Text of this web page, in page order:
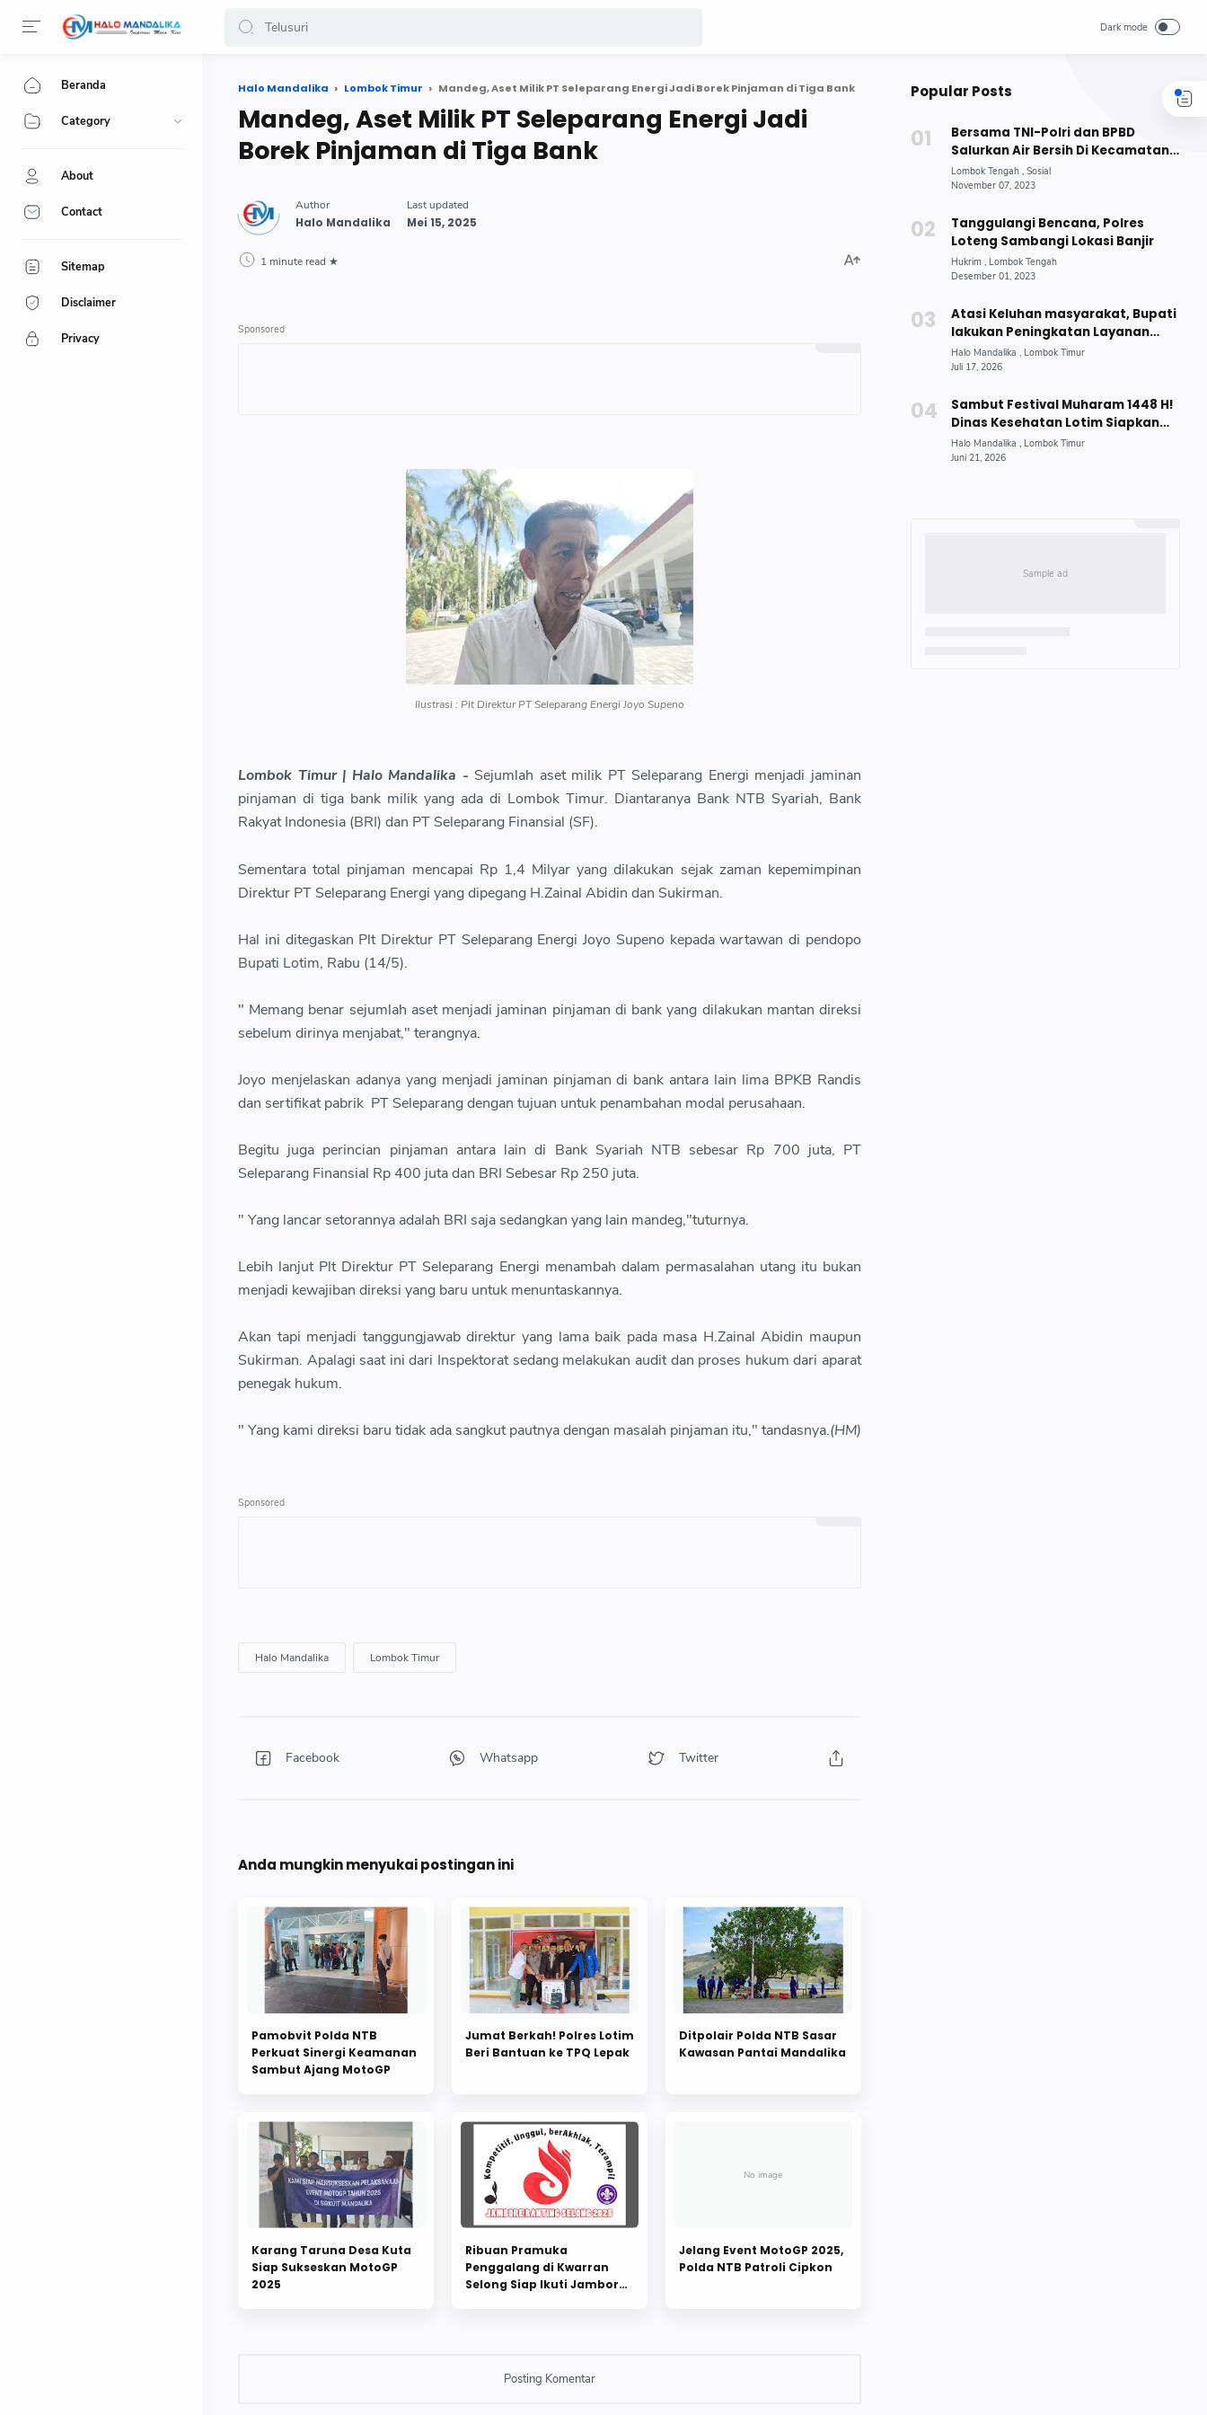
Halo Mandalika Lombok Timur Mandeg, Aset Milik PT Seleparang Energi Jadi Borek Pinjaman di Tiga Bank
Mandeg, Aset Milik PT Seleparang Energi Jadi
Borek Pinjaman di Tiga Bank
1 minute read
Ilustrasi : Plt Direktur PT Seleparang Energi Joyo Supeno
Lombok Timur | Halo Mandalika - Sejumlah aset milik PT Seleparang Energi menjadi jaminan
pinjaman di tiga bank milik yang ada di Lombok Timur. Diantaranya Bank NTB Syariah, Bank
Rakyat Indonesia (BRI) dan PT Seleparang Finansial (SF).
Sementara total pinjaman mencapai Rp 1,4 Milyar yang dilakukan sejak zaman kepemimpinan
Direktur PT Seleparang Energi yang dipegang H.Zainal Abidin dan Sukirman.
Hal ini ditegaskan Plt Direktur PT Seleparang Energi Joyo Supeno kepada wartawan di pendopo
Bupati Lotim, Rabu (14/5).
" Memang benar sejumlah aset menjadi jaminan pinjaman di bank yang dilakukan mantan direksi
sebelum dirinya menjabat," terangnya.
Joyo menjelaskan adanya yang menjadi jaminan pinjaman di bank antara lain lima BPKB Randis
dan sertifikat pabrik PT Seleparang dengan tujuan untuk penambahan modal perusahaan.
Begitu juga perincian pinjaman antara lain di Bank Syariah NTB sebesar Rp 700 juta, PT
Seleparang Finansial Rp 400 juta dan BRI Sebesar Rp 250 juta.
" Yang lancar setorannya adalah BRI saja sedangkan yang lain mandeg,"tuturnya.
Lebih lanjut Plt Direktur PT Seleparang Energi menambah dalam permasalahan utang itu bukan
menjadi kewajiban direksi yang baru untuk menuntaskannya.
Akan tapi menjadi tanggungjawab direktur yang lama baik pada masa H.Zainal Abidin maupun
Sukirman. Apalagi saat ini dari Inspektorat sedang melakukan audit dan proses hukum dari aparat
penegak hukum.
" Yang kami direksi baru tidak ada sangkut pautnya dengan masalah pinjaman itu," tandasnya.(HM)
Anda mungkin menyukai postingan ini
Pamobvit Polda NTB
Perkuat Sinergi Keamanan
Sambut Ajang MotoGP
Jumat Berkah! Polres Lotim
Beri Bantuan ke TPQ Lepak
Ditpolair Polda NTB Sasar
Kawasan Pantai Mandalika
Karang Taruna Desa Kuta
Siap Sukseskan MotoGP
2025
Ribuan Pramuka
Penggalang di Kwarran
Selong Siap Ikuti Jambore
Jelang Event MotoGP 2025,
Polda NTB Patroli Cipkon
Popular Posts
Bersama TNI-Polri dan BPBD
Salurkan Air Bersih Di Kecamatan
Jonggat
Tanggulangi Bencana, Polres
Loteng Sambangi Lokasi Banjir
Atasi Keluhan masyarakat, Bupati
lakukan Peningkatan Layanan
Penerangan Jalan Umum
Sambut Festival Muharam 1448 H!
Dinas Kesehatan Lotim Siapkan
Cek Kesehatan Gratis
Beranda
Category
About
Contact
Sitemap
Disclaimer
Privacy